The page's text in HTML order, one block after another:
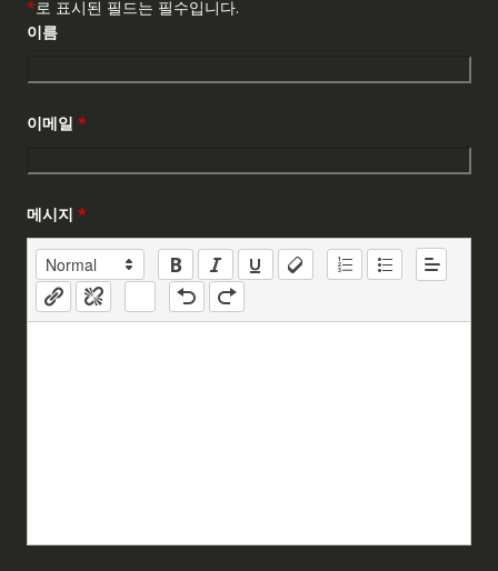
*로 표시된 필드는 필수입니다.
이름
이메일 *
메시지 *